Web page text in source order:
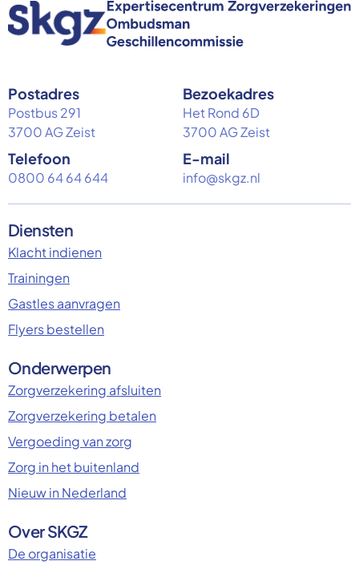
Postadres
Postbus 291
3700 AG Zeist
Bezoekadres
Het Rond 6D
3700 AG Zeist
Telefoon
0800 64 64 644
E-mail
info@skgz.nl
Diensten
Klacht indienen
Trainingen
Gastles aanvragen
Flyers bestellen
Onderwerpen
Zorgverzekering afsluiten
Zorgverzekering betalen
Vergoeding van zorg
Zorg in het buitenland
Nieuw in Nederland
Over SKGZ
De organisatie